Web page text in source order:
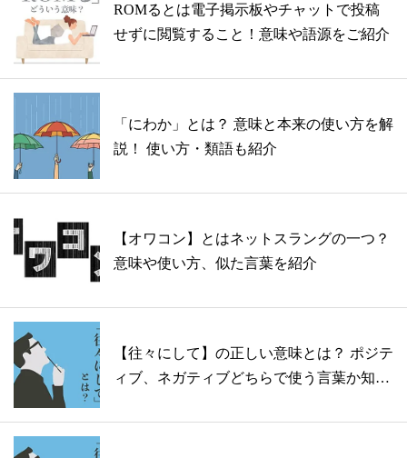
ROMるとは電子掲示板やチャットで投稿
せずに閲覧すること！意味や語源をご紹介
「にわか」とは？ 意味と本来の使い方を解
説！ 使い方・類語も紹介
【オワコン】とはネットスラングの一つ？
意味や使い方、似た言葉を紹介
【往々にして】の正しい意味とは？ ポジテ
ィブ、ネガティブどちらで使う言葉か知